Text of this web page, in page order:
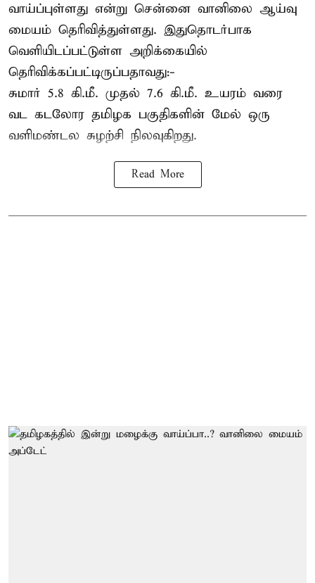
வாய்ப்புள்ளது என்று சென்னை வானிலை ஆய்வு
மையம் தெரிவித்துள்ளது. இதுதொடர்பாக
வெளியிடப்பட்டுள்ள அறிக்கையில்
தெரிவிக்கப்பட்டிருப்பதாவது:-
சுமார் 5.8 கி.மீ. முதல் 7.6 கி.மீ. உயரம் வரை
வட கடலோர தமிழக பகுதிகளின் மேல் ஒரு
வளிமண்டல சுழற்சி நிலவுகிறது.
Read More